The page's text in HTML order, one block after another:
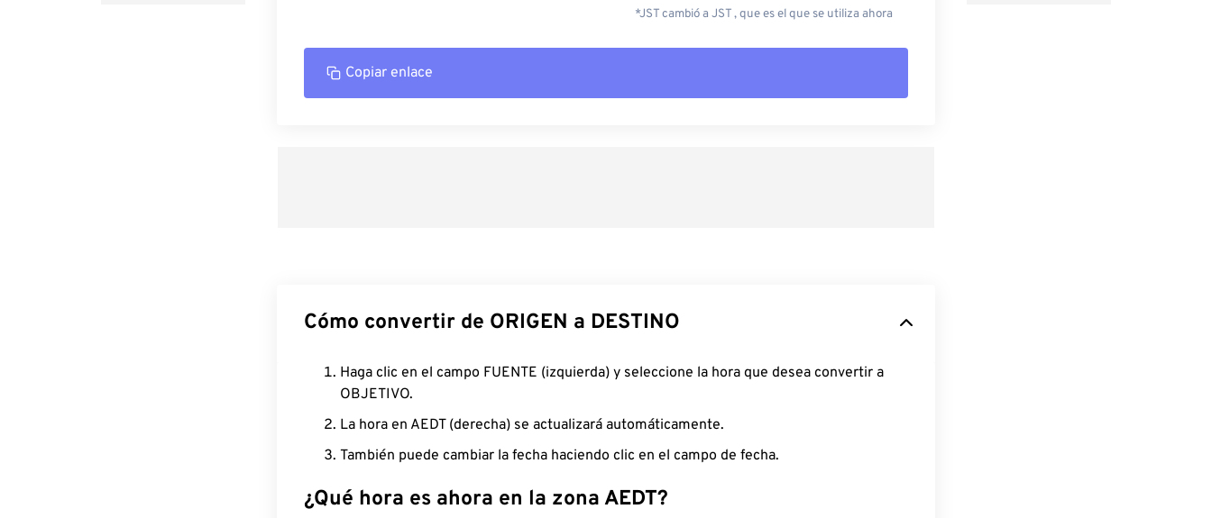
*JST cambió a JST , que es el que se utiliza ahora
Copiar enlace
Cómo convertir de ORIGEN a DESTINO
Haga clic en el campo FUENTE (izquierda) y seleccione la hora que desea convertir a
OBJETIVO.
La hora en AEDT (derecha) se actualizará automáticamente.
También puede cambiar la fecha haciendo clic en el campo de fecha.
¿Qué hora es ahora en la zona AEDT?